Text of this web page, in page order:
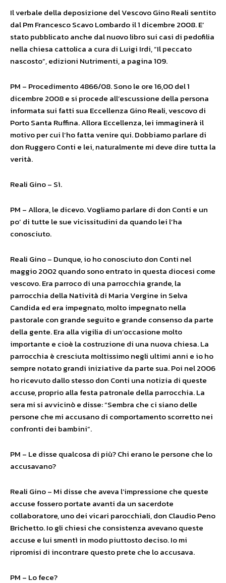
Il verbale della deposizione del Vescovo Gino Reali sentito
dal Pm Francesco Scavo Lombardo il 1 dicembre 2008. E’
stato pubblicato anche dal nuovo libro sui casi di pedofilia
nella chiesa cattolica a cura di Luigi Irdi, “Il peccato
nascosto”, edizioni Nutrimenti, a pagina 109.
PM – Procedimento 4866/08. Sono le ore 16,00 del 1
dicembre 2008 e si procede all’escussione della persona
informata sui fatti sua Eccellenza Gino Reali, vescovo di
Porto Santa Ruffina. Allora Eccellenza, lei immaginerà il
motivo per cui l’ho fatta venire qui. Dobbiamo parlare di
don Ruggero Conti e lei, naturalmente mi deve dire tutta la
verità.
Reali Gino – Sì.
PM – Allora, le dicevo. Vogliamo parlare di don Conti e un
po’ di tutte le sue vicissitudini da quando lei l’ha
conosciuto.
Reali Gino – Dunque, io ho conosciuto don Conti nel
maggio 2002 quando sono entrato in questa diocesi come
vescovo. Era parroco di una parrocchia grande, la
parrocchia della Natività di Maria Vergine in Selva
Candida ed era impegnato, molto impegnato nella
pastorale con grande seguito e grande consenso da parte
della gente. Era alla vigilia di un’occasione molto
importante e cioè la costruzione di una nuova chiesa. La
parrocchia è cresciuta moltissimo negli ultimi anni e io ho
sempre notato grandi iniziative da parte sua. Poi nel 2006
ho ricevuto dallo stesso don Conti una notizia di queste
accuse, proprio alla festa patronale della parrocchia. La
sera mi si avvicinò e disse: “Sembra che ci siano delle
persone che mi accusano di comportamento scorretto nei
confronti dei bambini”.
PM – Le disse qualcosa di più? Chi erano le persone che lo
accusavano?
Reali Gino – Mi disse che aveva l’impressione che queste
accuse fossero portate avanti da un sacerdote
collaboratore, uno dei vicari parocchiali, don Claudio Peno
Brichetto. Io gli chiesi che consistenza avevano queste
accuse e lui smentì in modo piuttosto deciso. Io mi
ripromisi di incontrare questo prete che lo accusava.
PM – Lo fece?